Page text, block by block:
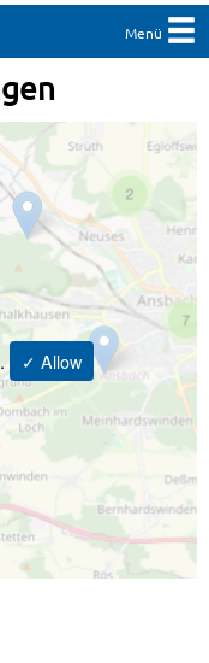
Menü
✓ Allow